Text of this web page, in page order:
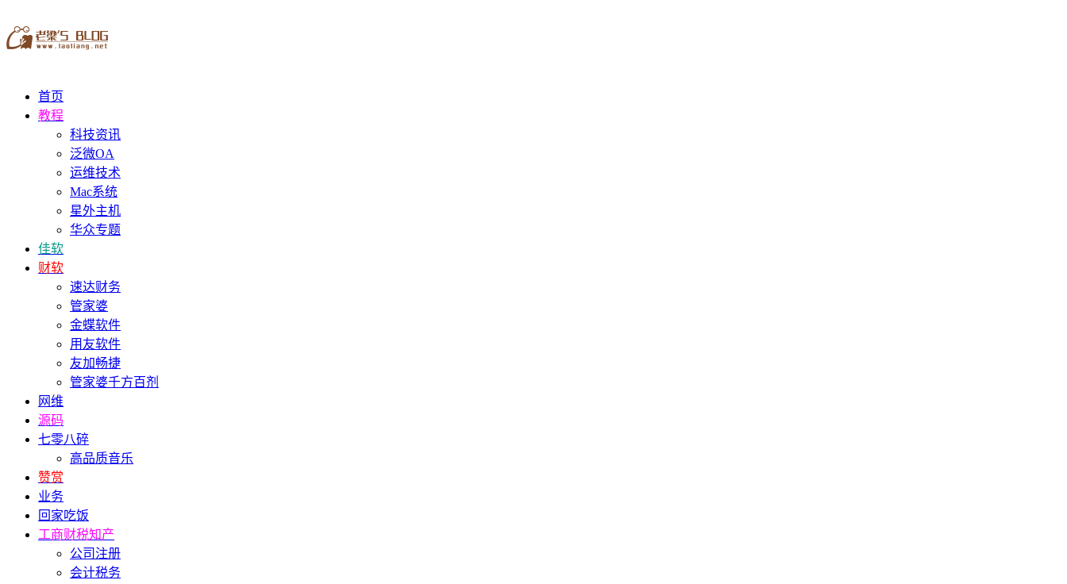
首页
教程
科技资讯
泛微OA
运维技术
Mac系统
星外主机
华众专题
佳软
财软
速达财务
管家婆
金蝶软件
用友软件
友加畅捷
管家婆千方百剂
网维
源码
七零八碎
高品质音乐
赞赏
业务
回家吃饭
工商财税知产
公司注册
会计税务